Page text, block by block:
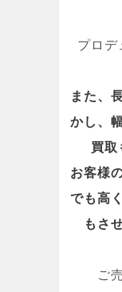
プロデ
また、
かし、
買取
お客様
でも高
もさ
ご